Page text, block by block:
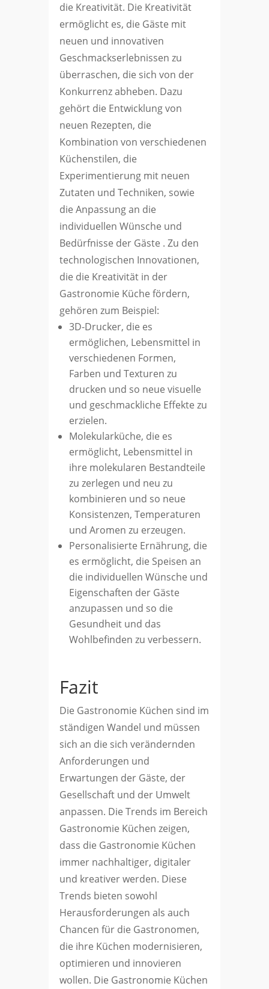
die Kreativität. Die Kreativität
ermöglicht es, die Gäste mit
neuen und innovativen
Geschmackserlebnissen zu
überraschen, die sich von der
Konkurrenz abheben. Dazu
gehört die Entwicklung von
neuen Rezepten, die
Kombination von verschiedenen
Küchenstilen, die
Experimentierung mit neuen
Zutaten und Techniken, sowie
die Anpassung an die
individuellen Wünsche und
Bedürfnisse der Gäste . Zu den
technologischen Innovationen,
die die Kreativität in der
Gastronomie Küche fördern,
gehören zum Beispiel:
3D-Drucker, die es
ermöglichen, Lebensmittel in
verschiedenen Formen,
Farben und Texturen zu
drucken und so neue visuelle
und geschmackliche Effekte zu
erzielen.
Molekularküche, die es
ermöglicht, Lebensmittel in
ihre molekularen Bestandteile
zu zerlegen und neu zu
kombinieren und so neue
Konsistenzen, Temperaturen
und Aromen zu erzeugen.
Personalisierte Ernährung, die
es ermöglicht, die Speisen an
die individuellen Wünsche und
Eigenschaften der Gäste
anzupassen und so die
Gesundheit und das
Wohlbefinden zu verbessern.
Fazit
Die Gastronomie Küchen sind im
ständigen Wandel und müssen
sich an die sich verändernden
Anforderungen und
Erwartungen der Gäste, der
Gesellschaft und der Umwelt
anpassen. Die Trends im Bereich
Gastronomie Küchen zeigen,
dass die Gastronomie Küchen
immer nachhaltiger, digitaler
und kreativer werden. Diese
Trends bieten sowohl
Herausforderungen als auch
Chancen für die Gastronomen,
die ihre Küchen modernisieren,
optimieren und innovieren
wollen. Die Gastronomie Küchen